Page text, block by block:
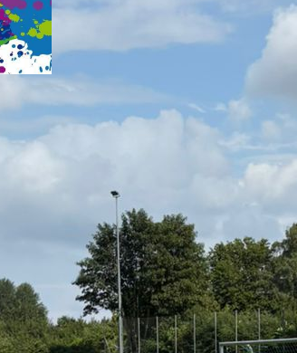
Infos
NDTSV Holsatia